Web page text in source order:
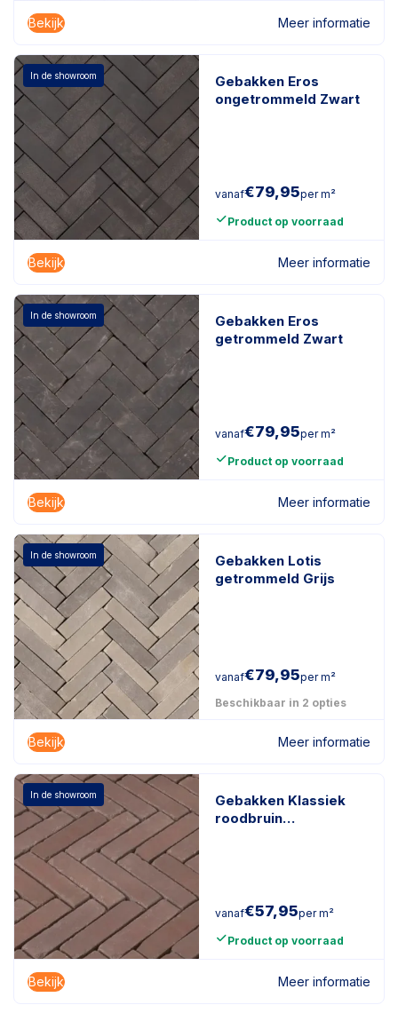
Bekijk Meer informatie
In de showroom
Gebakken Eros
ongetrommeld Zwart
vanaf€79,95per m²
Product op voorraad
Bekijk Meer informatie
In de showroom
Gebakken Eros
getrommeld Zwart
vanaf€79,95per m²
Product op voorraad
Bekijk Meer informatie
In de showroom
Gebakken Lotis
getrommeld Grijs
vanaf€79,95per m²
Beschikbaar in 2 opties
Bekijk Meer informatie
In de showroom
Gebakken Klassiek
roodbruin
vanaf€57,95per m²
Product op voorraad
Bekijk Meer informatie